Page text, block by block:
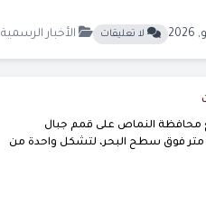
لا تعليقات الأخبار الرسمية
محافظة النماص على قمم جبال
الشاهقة بارتفاعات تصل في بعض أجزائها إلى نحو 3000 متر فوق سطح البحر، لتشكل واحدة من